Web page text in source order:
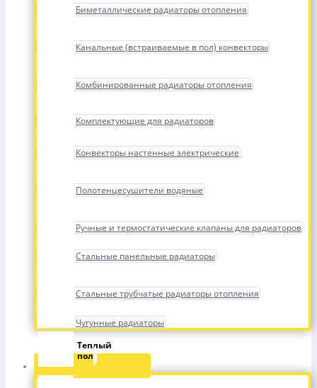
Биметаллические радиаторы отопления
Канальные (встраиваемые в пол) конвекторы
Комбинированные радиаторы отопления
Комплектующие для радиаторов
Конвекторы настенные электрические
Полотенцесушители водяные
Ручные и термостатические клапаны для радиаторов
Стальные панельные радиаторы
Стальные трубчатые радиаторы отопления
Чугунные радиаторы
Теплый
пол